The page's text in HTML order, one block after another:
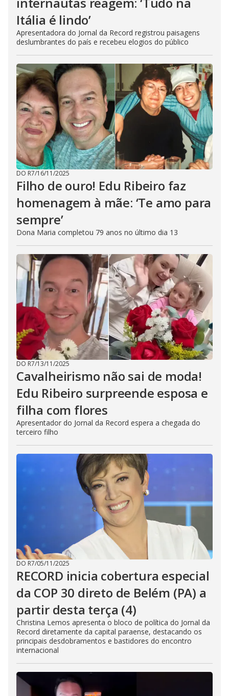
Itália é lindo’
Apresentadora do Jornal da Record registrou paisagens
deslumbrantes do país e recebeu elogios do público
DO R7/16/11/2025
Filho de ouro! Edu Ribeiro faz
homenagem à mãe: ‘Te amo para
sempre’
Dona Maria completou 79 anos no último dia 13
DO R7/13/11/2025
Cavalheirismo não sai de moda!
Edu Ribeiro surpreende esposa e
filha com flores
Apresentador do Jornal da Record espera a chegada do
terceiro filho
DO R7/05/11/2025
RECORD inicia cobertura especial
da COP 30 direto de Belém (PA) a
partir desta terça (4)
Christina Lemos apresenta o bloco de política do Jornal da
Record diretamente da capital paraense, destacando os
principais desdobramentos e bastidores do encontro
internacional